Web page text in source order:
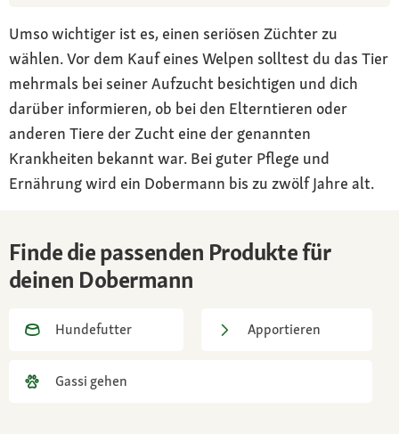
Umso wichtiger ist es, einen seriösen Züchter zu
wählen. Vor dem Kauf eines Welpen solltest du das Tier
mehrmals bei seiner Aufzucht besichtigen und dich
darüber informieren, ob bei den Elterntieren oder
anderen Tiere der Zucht eine der genannten
Krankheiten bekannt war. Bei guter Pflege und
Ernährung wird ein Dobermann bis zu zwölf Jahre alt.
Finde die passenden Produkte für
deinen Dobermann
Hundefutter Apportieren
Gassi gehen